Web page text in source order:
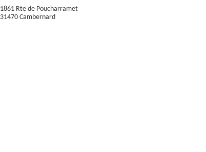
1861 Rte de Poucharramet
31470 Cambernard